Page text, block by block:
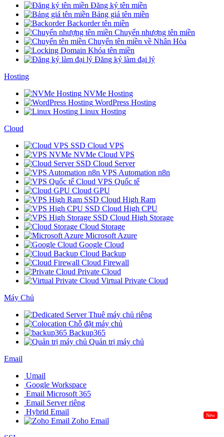
Đăng ký tên miền
Bảng giá tên miền
Backorder tên miền
Chuyển nhượng tên miền
Chuyển tên miền về Nhân Hòa
Khóa tên miền
Đăng ký làm đại lý
Hosting
NVMe Hosting
WordPress Hosting
Linux Hosting
Cloud
SSD Cloud VPS
NVMe Cloud VPS
SSD Cloud Server
VPS Automation n8n
Cloud VPS Quốc tế
Cloud GPU
SSD Cloud High Ram
SSD Cloud High CPU
SSD Cloud High Storage
Cloud Storage
Microsoft Azure
Google Cloud
Cloud Backup
Cloud Firewall
Private Cloud
Virtual Private Cloud
Máy Chủ
Thuê máy chủ riêng
Chỗ đặt máy chủ
Backup365
Quản trị máy chủ
Email
Umail
Google Workspace
Email Microsoft 365
Email Server riêng
Hybrid Email
New
Zoho Email